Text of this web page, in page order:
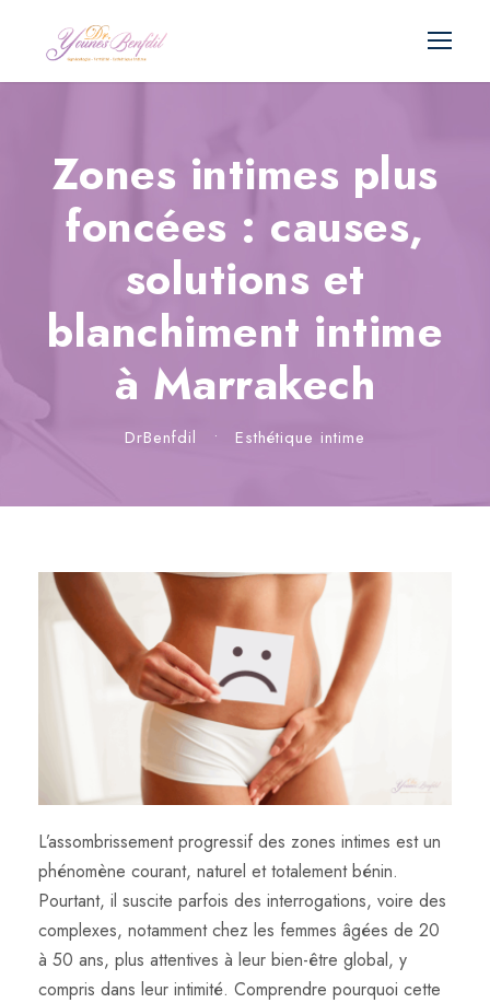
Zones intimes plus
foncées : causes,
solutions et
blanchiment intime
à Marrakech
DrBenfdil • Esthétique intime
L’assombrissement progressif des zones intimes est un
phénomène courant, naturel et totalement bénin.
Pourtant, il suscite parfois des interrogations, voire des
complexes, notamment chez les femmes âgées de 20
à 50 ans, plus attentives à leur bien-être global, y
compris dans leur intimité. Comprendre pourquoi cette